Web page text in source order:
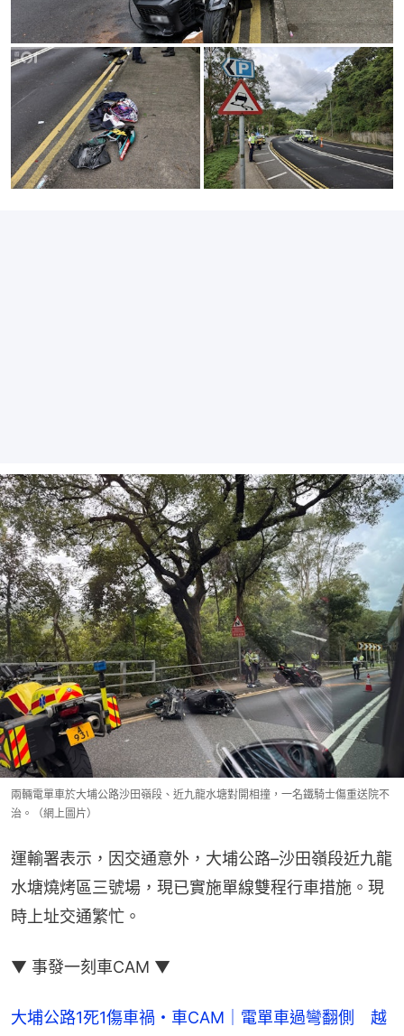
兩輛電單車於大埔公路沙田嶺段、近九龍水塘對開相撞，一名鐵騎士傷重送院不
治。（網上圖片）
運輸署表示，因交通意外，大埔公路–沙田嶺段近九龍
水塘燒烤區三號場，現已實施單線雙程行車措施。現
時上址交通繁忙。
▼ 事發一刻車CAM ▼
大埔公路1死1傷車禍・車CAM｜電單車過彎翻側　越